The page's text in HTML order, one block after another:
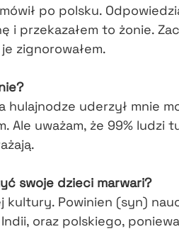
po polsku.
i przekazałem to żonie.
zignorowałem.
hulajnodze uderzył mnie
Ale uważam, że 99% ludzi
swoje dzieci marwari?
kultury. Powinien (syn)
oraz polskiego,